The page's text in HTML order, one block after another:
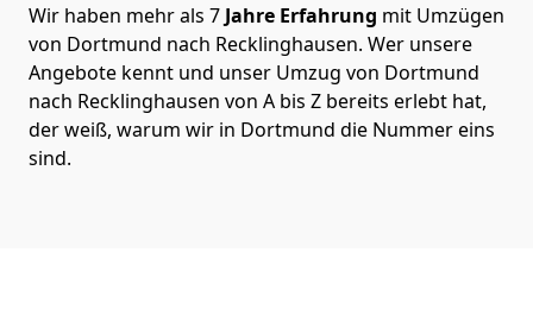
Wir haben mehr als 7 Jahre Erfahrung mit Umzügen
von Dortmund nach Recklinghausen. Wer unsere
Angebote kennt und unser Umzug von Dortmund
nach Recklinghausen von A bis Z bereits erlebt hat,
der weiß, warum wir in Dortmund die Nummer eins
sind.